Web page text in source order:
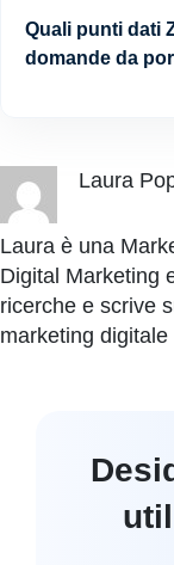
Quali punti dati
domande da
Laura
Laura è una
Digital Marketing
ricerche e scrive
marketing